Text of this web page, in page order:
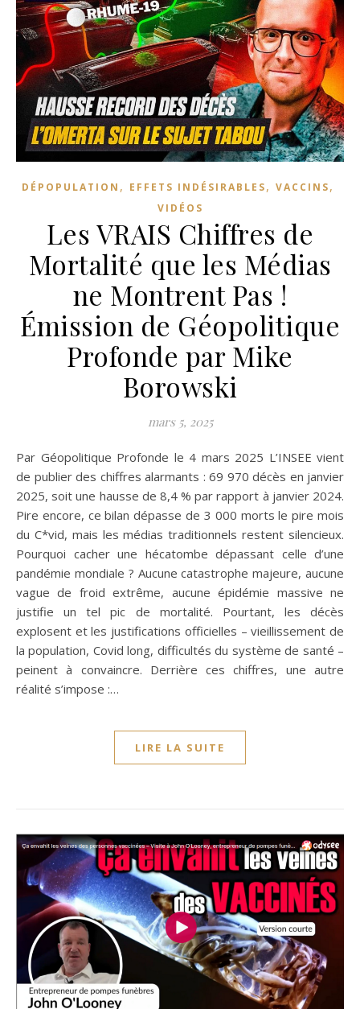
DÉPOPULATION , EFFETS INDÉSIRABLES, VACCINS,
VIDÉOS
Les VRAIS Chiffres de
Mortalité que les Médias
ne Montrent Pas !
Émission de Géopolitique
Profonde par Mike
Borowski
mars 5, 2025
Par Géopolitique Profonde le 4 mars 2025 L’INSEE vient
de publier des chiffres alarmants : 69 970 décès en janvier
2025, soit une hausse de 8,4 % par rapport à janvier 2024.
Pire encore, ce bilan dépasse de 3 000 morts le pire mois
du C*vid, mais les médias traditionnels restent silencieux.
Pourquoi cacher une hécatombe dépassant celle d’une
pandémie mondiale ? Aucune catastrophe majeure, aucune
vague de froid extrême, aucune épidémie massive ne
justifie un tel pic de mortalité. Pourtant, les décès
explosent et les justifications officielles – vieillissement de
la population, Covid long, difficultés du système de santé –
peinent à convaincre. Derrière ces chiffres, une autre
réalité s’impose :…
LIRE LA SUITE